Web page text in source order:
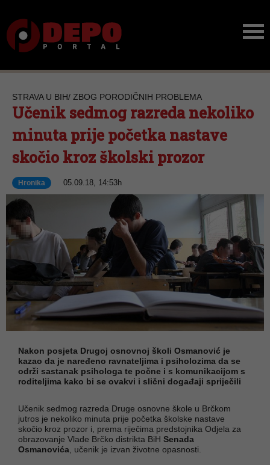
STRAVA U BIH/ ZBOG PORODIČNIH PROBLEMA
Učenik sedmog razreda nekoliko
minuta prije početka nastave
skočio kroz školski prozor
Hronika 05.09.18, 14:53h
Nakon posjeta Drugoj osnovnoj školi Osmanović je
kazao da je naređeno ravnateljima i psiholozima da se
održi sastanak psihologa te počne i s komunikacijom s
roditeljima kako bi se ovakvi i slični događaji spriječili
Učenik sedmog razreda Druge osnovne škole u Brčkom
jutros je nekoliko minuta prije početka školske nastave
skočio kroz prozor i, prema riječima predstojnika Odjela za
obrazovanje Vlade Brčko distrikta BiH Senada
Osmanovića , učenik je izvan životne opasnosti.